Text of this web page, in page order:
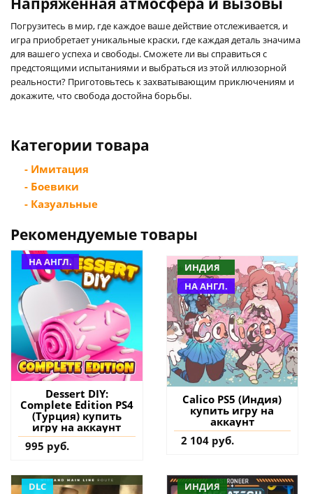
Погрузитесь в мир, где каждое ваше действие отслеживается, и
игра приобретает уникальные краски, где каждая деталь значима
для вашего успеха и свободы. Сможете ли вы справиться с
предстоящими испытаниями и выбраться из этой иллюзорной
реальности? Приготовьтесь к захватывающим приключениям и
докажите, что свобода достойна борьбы.
Категории товара
- Имитация
- Боевики
- Казуальные
Рекомендуемые товары
НА АНГЛ.
Dessert DIY:
Complete Edition PS4
(Турция) купить
игру на аккаунт
995 руб.
ИНДИЯ
НА АНГЛ.
Calico PS5 (Индия)
купить игру на
аккаунт
2 104 руб.
DLC ИНДИЯ